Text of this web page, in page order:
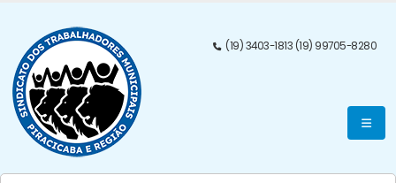
(19) 3403-1813 (19) 99705-8280